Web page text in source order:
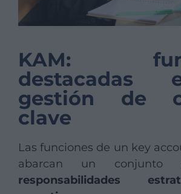
KAM:
gestión de
clave
Las funciones de un key
abarcan un conjunto
responsabilidades